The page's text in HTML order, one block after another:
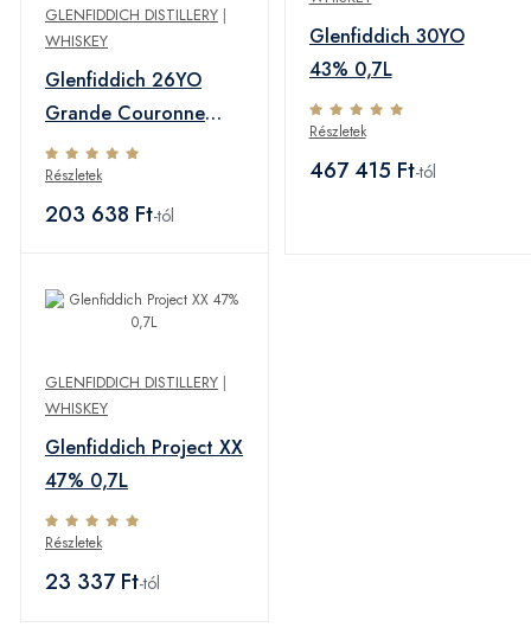
GLENFIDDICH DISTILLERY |
WHISKEY
Glenfiddich 26YO
Grande Couronne
Cognac Cask Finish
43,8% 0,7L
Részletek
203 638 Ft-tól
Glenfiddich 30YO
43% 0,7L
Részletek
467 415 Ft-tól
GLENFIDDICH DISTILLERY |
WHISKEY
Glenfiddich Project XX
47% 0,7L
Részletek
23 337 Ft-tól